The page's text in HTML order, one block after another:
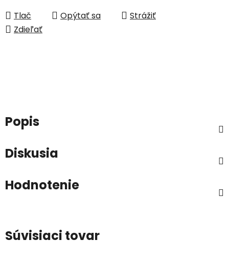
Tlač Opýtať sa
Strážiť
Zdieľať
Popis
Diskusia
Hodnotenie
Súvisiaci tovar